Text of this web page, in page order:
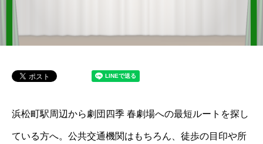
浜松町駅周辺から劇団四季 春劇場への最短ルートを探し
ている方へ。公共交通機関はもちろん、徒歩の目印や所